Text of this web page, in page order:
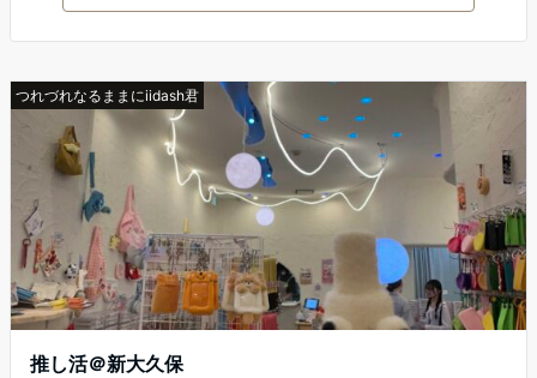
つれづれなるままにiidash君
推し活＠新大久保